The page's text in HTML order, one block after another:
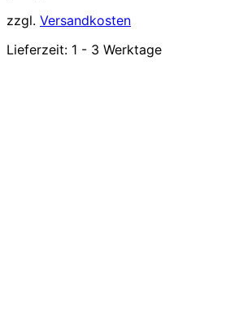
zzgl. Versandkosten
Lieferzeit: 1 - 3 Werktage